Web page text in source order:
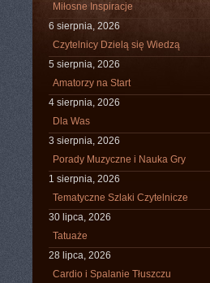
Miłosne Inspiracje
6 sierpnia, 2026
Czytelnicy Dzielą się Wiedzą
5 sierpnia, 2026
Amatorzy na Start
4 sierpnia, 2026
Dla Was
3 sierpnia, 2026
Porady Muzyczne i Nauka Gry
1 sierpnia, 2026
Tematyczne Szlaki Czytelnicze
30 lipca, 2026
Tatuaże
28 lipca, 2026
Cardio i Spalanie Tłuszczu